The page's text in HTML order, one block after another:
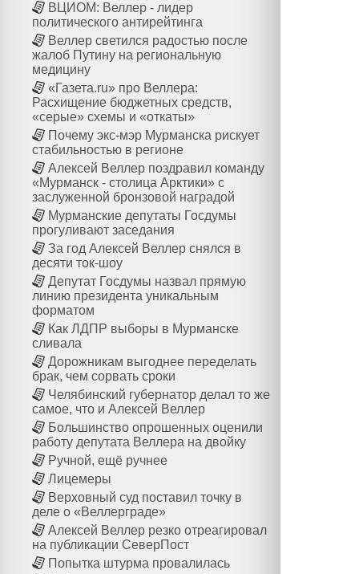
ВЦИОМ: Веллер - лидер
политического антирейтинга
Веллер светился радостью после
жалоб Путину на региональную
медицину
«Газета.ru» про Веллера:
Расхищение бюджетных средств,
«серые» схемы и «откаты»
Почему экс-мэр Мурманска рискует
стабильностью в регионе
Алексей Веллер поздравил команду
«Мурманск - столица Арктики» с
заслуженной бронзовой наградой
Мурманские депутаты Госдумы
прогуливают заседания
За год Алексей Веллер снялся в
десяти ток-шоу
Депутат Госдумы назвал прямую
линию президента уникальным
форматом
Как ЛДПР выборы в Мурманске
сливала
Дорожникам выгоднее переделать
брак, чем сорвать сроки
Челябинский губернатор делал то же
самое, что и Алексей Веллер
Большинство опрошенных оценили
работу депутата Веллера на двойку
Ручной, ещё ручнее
Лицемеры
Верховный суд поставил точку в
деле о «Веллерграде»
Алексей Веллер резко отреагировал
на публикации СеверПост
Попытка штурма провалилась